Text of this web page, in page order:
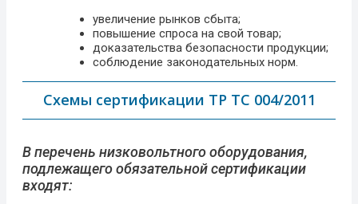
увеличение рынков сбыта;
повышение спроса на свой товар;
доказательства безопасности продукции;
соблюдение законодательных норм.
Схемы сертификации ТР ТС 004/2011
В перечень низковольтного оборудования,
подлежащего обязательной сертификации
входят: